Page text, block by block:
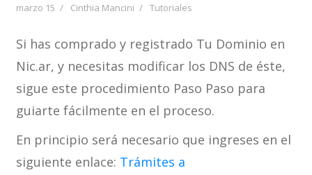
marzo 15 Cinthia Mancini Tutoriales
Si has comprado y registrado Tu Dominio en
Nic.ar, y necesitas modificar los DNS de éste,
sigue este procedimiento Paso Paso para
guiarte fácilmente en el proceso.
En principio será necesario que ingreses en el
siguiente enlace: Trámites a